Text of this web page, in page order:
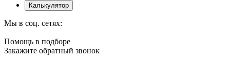
Калькулятор
Мы в соц. сетях:
Помощь в подборе
Закажите обратный звонок